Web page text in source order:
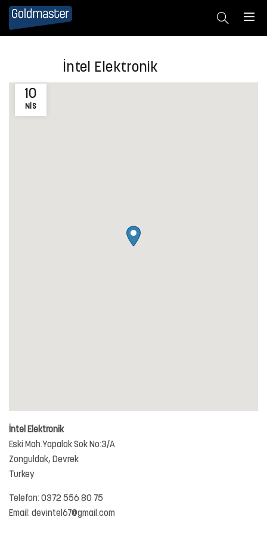
10
NIS
İntel Elektronik
İntel Elektronik
Eski Mah.Yapalak Sok No:3/A
Zonguldak, Devrek
Turkey
Telefon: 0372 556 80 75
Email: devintel67@gmail.com